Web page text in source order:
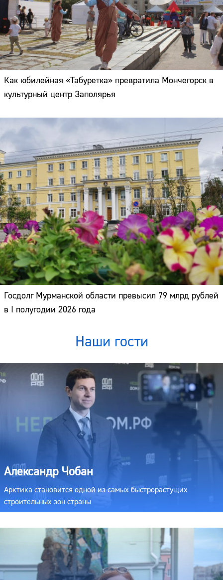
Как юбилейная «Табуретка» превратила Мончегорск в
культурный центр Заполярья
Госдолг Мурманской области превысил 79 млрд рублей
в I полугодии 2026 года
Наши гости
Александр Чобан
Арктика становится одной из самых быстрорастущих
строительных зон страны